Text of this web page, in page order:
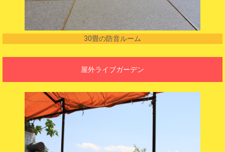
30畳の防音ルーム
屋外ライブガーデン